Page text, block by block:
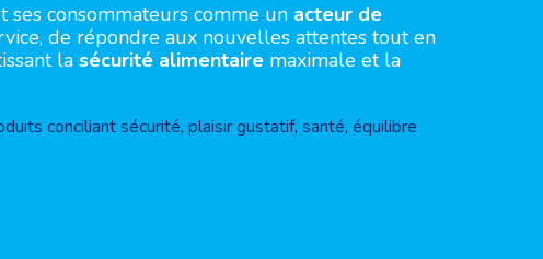
ses consommateurs comme un acteur de
de répondre aux nouvelles attentes tout en
lasécurité alimentaire maximale et la
conciliant sécurité, plaisir gustatif, santé, équilibre